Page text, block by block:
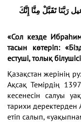
رَبَّنَا تَقَبَّلْ مِنَّا إِنَّكَ
«Сол кезде
тасын көтеріп:
естуші, толық
Қазақстан жерінің
Ақсақ Темірдің
кесенесін салуы
тарихи деректерден
етіп салып,